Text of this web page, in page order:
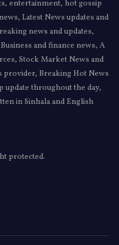
entertainment, hot gossip
Latest News updates and
news and updates,
and finance news, A
Stock Market News and
provider, Breaking Hot News
update throughout the day,
in Sinhala and English
protected.